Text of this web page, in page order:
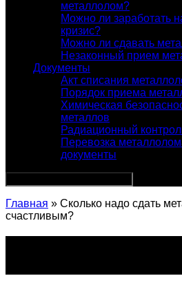
металлолом?
Можно ли заработать
кризис?
Можно ли сдавать
Незаконный прием
Документы
Акт списания
Порядок приема
Химическая
металлов
Радиационный
Перевозка
документы
Главная » Сколько надо сдать
счастливым?